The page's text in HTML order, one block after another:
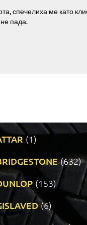
спечелиха ме като
пада.
(1)
(632)
(153)
(6)